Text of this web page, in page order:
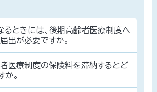
ときには、後期高齢者医療制度へ
出が必要ですか。
医療制度の保険料を滞納するとど
か。